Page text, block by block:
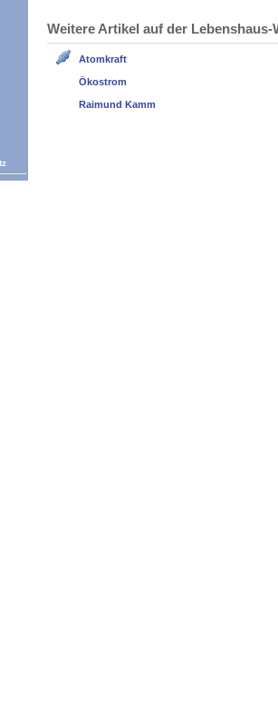
Weitere Artikel auf der
Atomkraft
Ökostrom
Raimund Kamm